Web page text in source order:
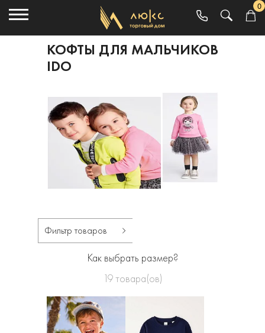
0
КОФТЫ ДЛЯ МАЛЬЧИКОВ
IDO
Фильтр товаров
Как выбрать размер?
19товара(ов)